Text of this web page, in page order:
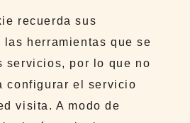
recuerda sus
las herramientas que se
servicios, por lo que no
configurar el servicio
visita. A modo de